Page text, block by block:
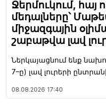
Ջերմուկում, հայ
մեդալները՝
միջազգային
շաբաթվա լավ
Ներկայացնում ենք
7–ը) լավ լուրերի
08.08.2026 17:40